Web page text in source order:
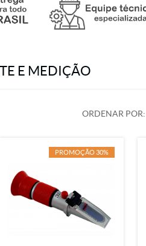
E MEDIÇÃO
ORDENAR POR
PROMOÇÃO 30%